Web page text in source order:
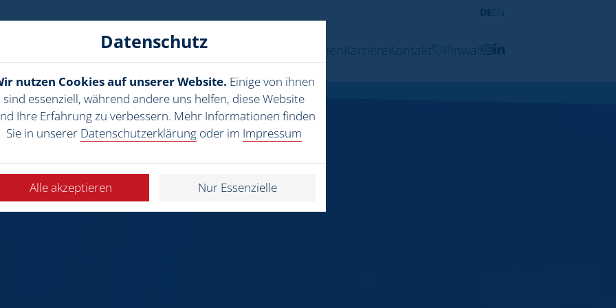
DE
AnwendungenProdukteService Unternehmen Karriere Kontakt Pinwall
Datenschutz
nutzen Cookies auf unserer Website. Einige von ihnen
sind essenziell, während andere uns helfen, diese Website
Ihre Erfahrung zu verbessern. Mehr Informationen finden
Sie in unserer Datenschutzerklärung oder im Impressum
Alle akzeptieren Nur Essenzielle